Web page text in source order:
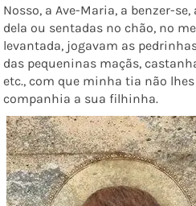
Nosso, a Ave-Maria, a benzer-
dela ou sentadas no chão, no
levantada, jogavam as
das pequeninas maçãs,
etc., com que minha tia não
companhia a sua filhinha.